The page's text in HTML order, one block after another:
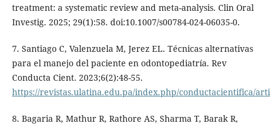
treatment: a systematic review and meta-analysis. Clin Oral
Investig. 2025; 29(1):58. doi:10.1007/s00784-024-06035-0.
7. Santiago C, Valenzuela M, Jerez EL. Técnicas alternativas
para el manejo del paciente en odontopediatría. Rev
Conducta Cient. 2023;6(2):48-55.
https://revistas.ulatina.edu.pa/index.php/conductacientifica/
8. Bagaria R, Mathur R, Rathore AS, Sharma T, Barak R,